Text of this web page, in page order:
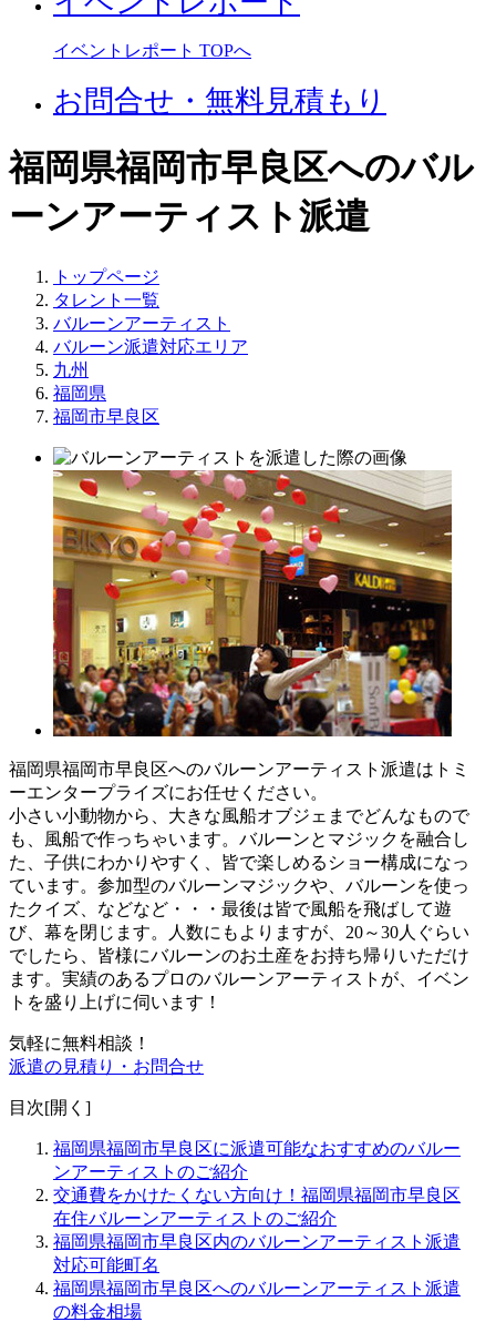
イベントレポート TOPへ
お問合せ・無料見積もり
福岡県福岡市早良区へのバル
ーンアーティスト派遣
トップページ
タレント一覧
バルーンアーティスト
バルーン派遣対応エリア
九州
福岡県
福岡市早良区
福岡県福岡市早良区へのバルーンアーティスト派遣はトミ
ーエンタープライズにお任せください。
小さい小動物から、大きな風船オブジェまでどんなもので
も、風船で作っちゃいます。バルーンとマジックを融合し
た、子供にわかりやすく、皆で楽しめるショー構成になっ
ています。参加型のバルーンマジックや、バルーンを使っ
たクイズ、などなど・・・最後は皆で風船を飛ばして遊
び、幕を閉じます。人数にもよりますが、20～30人ぐらい
でしたら、皆様にバルーンのお土産をお持ち帰りいただけ
ます。 実績のあるプロのバルーンアーティストが、イベン
トを盛り上げに伺います！
気軽に無料相談！
派遣の見積り・お問合せ
目次[開く ]
福岡県福岡市早良区に派遣可能なおすすめのバルー
ンアーティストのご紹介
交通費をかけたくない方向け！福岡県福岡市早良区
在住バルーンアーティストのご紹介
福岡県福岡市早良区内のバルーンアーティスト派遣
対応可能町名
福岡県福岡市早良区へのバルーンアーティスト派遣
の料金相場